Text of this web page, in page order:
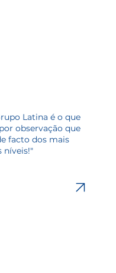
Latina é o que
observação que
facto dos mais
níveis!"